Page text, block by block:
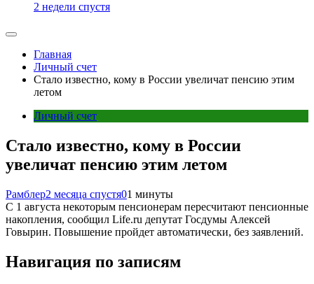
2 недели спустя
Главная
Личный счет
Стало известно, кому в России увеличат пенсию этим
летом
Личный счет
Стало известно, кому в России
увеличат пенсию этим летом
Рамблер2 месяца спустя01 минуты
С 1 августа некоторым пенсионерам пересчитают пенсионные
накопления, сообщил Life.ru депутат Госдумы Алексей
Говырин. Повышение пройдет автоматически, без заявлений.
Навигация по записям